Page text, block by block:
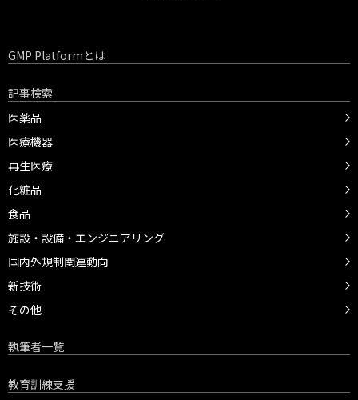
GMP Platformとは
記事検索
医薬品
医療機器
再生医療
化粧品
食品
施設・設備・エンジニアリング
国内外規制関連動向
新技術
その他
執筆者一覧
教育訓練支援